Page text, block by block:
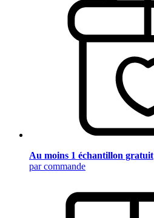
Au moins 1 échantillon gratuit
par commande